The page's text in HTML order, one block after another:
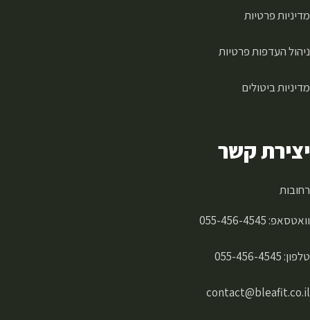
מדיניות פרטיות
ניהול העדפות פרטיות
מדיניות ביטולים
יצירת קשר
רחובות
וואטסאפ: 055-456-4545
טלפון: 055-456-4545
contact@bleafit.co.il